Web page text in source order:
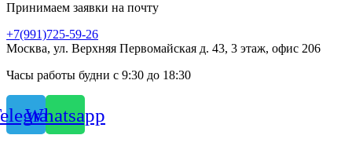
Принимаем заявки на почту
+7(991)725-59-26
Москва, ул. Верхняя Первомайская д. 43, 3 этаж, офис 206
Часы работы будни с 9:30 до 18:30
Whatsapp